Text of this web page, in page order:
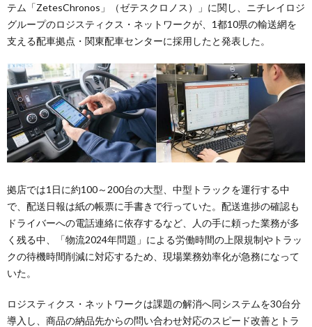
テム「ZetesChronos」（ゼテスクロノス）」に関し、ニチレイロジ
グループのロジスティクス・ネットワークが、1都10県の輸送網を
支える配車拠点・関東配車センターに採用したと発表した。
拠店では1日に約100～200台の大型、中型トラックを運行する中
で、配送日報は紙の帳票に手書きで行っていた。配送進捗の確認も
ドライバーへの電話連絡に依存するなど、人の手に頼った業務が多
く残る中、「物流2024年問題」による労働時間の上限規制やトラッ
クの待機時間削減に対応するため、現場業務効率化が急務になって
いた。
ロジスティクス・ネットワークは課題の解消へ同システムを30台分
導入し、商品の納品先からの問い合わせ対応のスピード改善とトラ